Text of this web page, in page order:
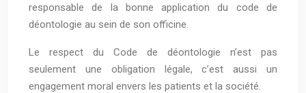
responsable de la bonne application du code de
déontologie au sein de son officine.
Le respect du Code de déontologie n’est pas
seulement une obligation légale, c’est aussi un
engagement moral envers les patients et la société.